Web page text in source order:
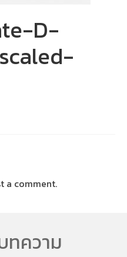
D-
a comment.
ทความ